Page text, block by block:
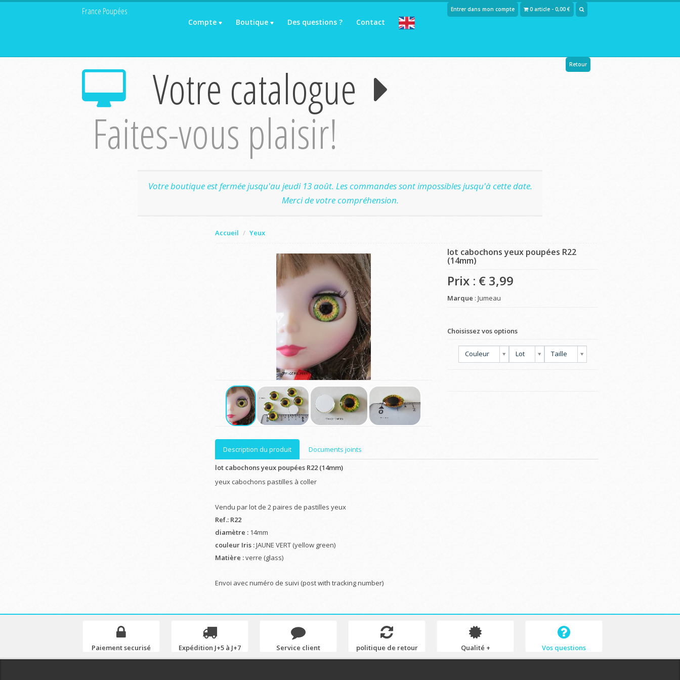
France Poupées
Compte Boutique Des questions ? Contact
Entrer dans mon compte 0 article - 0,00 €
Votre catalogue
Faites-vous plaisir!
Retour
Votre boutique est fermée jusqu'au jeudi 13 août. Les commandes sont impossibles jusqu'à cette date.
Merci de votre compréhension.
Accueil Yeux
lot cabochons yeux poupées R22
(14mm)
Prix : € 3,99
Marque : Jumeau
Choisissez vos options
Couleur Lot Taille
Description du produit
Documents joints
lot cabochons yeux poupées R22 (14mm)
yeux cabochons pastilles à coller
Vendu par lot de 2 paires de pastilles yeux
Ref.: R22
diamètre : 14mm
couleur Iris :JAUNE VERT (yellow green)
Matière :verre (glass)
Envoi avec numéro de suivi (post with tracking number)
Paiement securisé Expédition J+5 à J+7 Service client politique de retour Qualité + Vos questions